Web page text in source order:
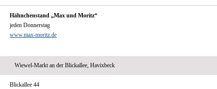
Hähnchenstand „Max und Moritz“
jeden Donnerstag
www.max-moritz.de
Wiewel-Markt an der Blickallee, Havixbeck
Blickallee 44